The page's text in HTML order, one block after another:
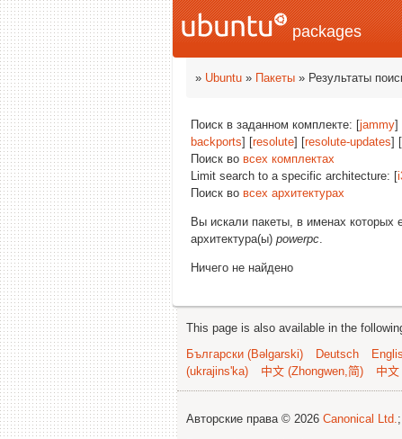
packages
» Ubuntu » Пакеты » Результаты
Поиск в заданном комплекте: [jammy]
backports] [resolute] [resolute-updates] [
Поиск во всех комплектах
Limit search to a specific architecture: [
Поиск во всех архитектурах
Вы искали пакеты, в именах которых
архитектура(ы) powerpc.
Ничего не найдено
This page is also available in the
Български (Bəlgarski)
Deutsch
(ukrajins'ka)
中文 (Zhongwen,简) 中
Авторские права © 2026 Canonical Ltd.